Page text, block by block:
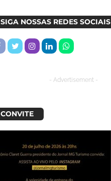
SIGA NOSSAS REDES SOCIAIS
- Advertisement -
CONVITE